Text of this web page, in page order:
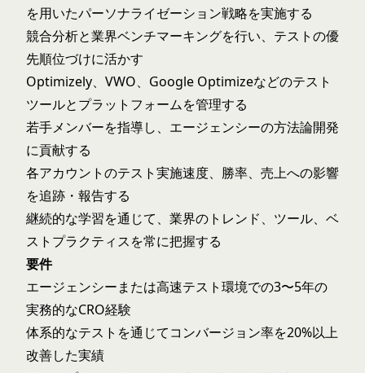
を用いたパーソナライゼーション戦略を実施する
競合分析と業界ベンチマーキングを行い、テストの優
先順位づけに活かす
Optimizely、VWO、Google Optimizeなどのテスト
ツールとプラットフォームを管理する
若手メンバーを指導し、エージェンシーの方法論開発
に貢献する
各アカウントのテスト実施速度、勝率、売上への影響
を追跡・報告する
継続的な学習を通じて、業界のトレンド、ツール、ベ
ストプラクティスを常に把握する
要件
エージェンシーまたは高速テスト環境での3〜5年の
実務的なCRO経験
体系的なテストを通じてコンバージョン率を20%以上
改善した実績